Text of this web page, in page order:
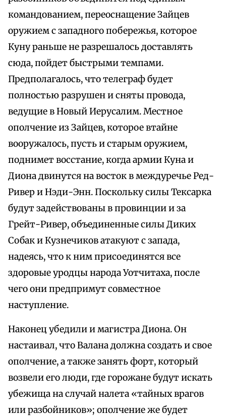
командованием, переоснащение Зайцев
оружием с западного побережья, которое
Куну раньше не разрешалось доставлять
сюда, пойдет быстрыми темпами.
Предполагалось, что телеграф будет
полностью разрушен и сняты провода,
ведущие в Новый Иерусалим. Местное
ополчение из Зайцев, которое втайне
вооружалось, пусть и старым оружием,
поднимет восстание, когда армии Куна и
Диона двинутся на восток в междуречье Ред-
Ривер и Нэди-Энн. Поскольку силы Тексарка
будут задействованы в провинции и за
Грейт-Ривер, объединенные силы Диких
Собак и Кузнечиков атакуют с запада,
надеясь, что к ним присоединятся все
здоровые уродцы народа Уотчитаха, после
чего они предпримут совместное
наступление.
Наконец убедили и магистра Диона. Он
настаивал, что Валана должна создать и свое
ополчение, а также занять форт, который
возвели его люди, где горожане будут искать
убежища на случай налета «тайных врагов
или разбойников»; ополчение же будет